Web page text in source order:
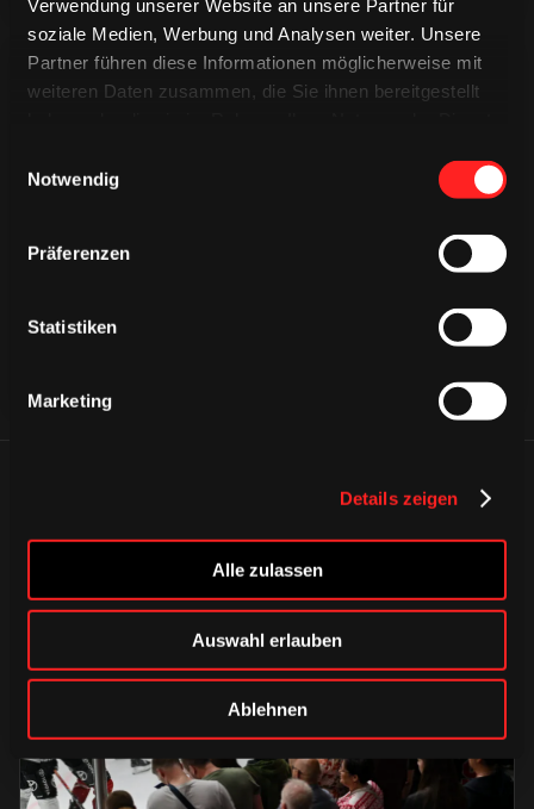
Verwendung unserer Website an unsere Partner für
soziale Medien, Werbung und Analysen weiter. Unsere
Partner führen diese Informationen möglicherweise mit
weiteren Daten zusammen, die Sie ihnen bereitgestellt
Notwendig
Präferenzen
Statistiken
Marketing
Details zeigen
Alle zulassen
Auswahl erlauben
Ablehnen